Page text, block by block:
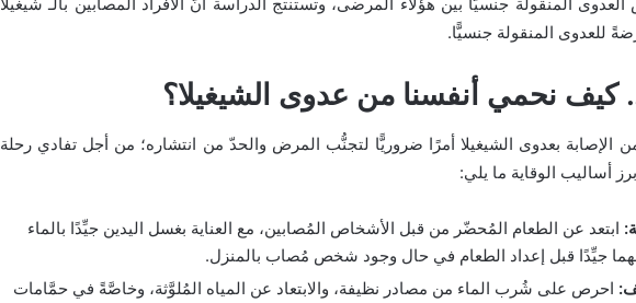
للعدوى المنقولة جنسيًّا.
كيف نحمي أنفسنا من عدوى الشيغيلا؟
من الإصابة بعدوى الشيغيلا أمرًا ضروريًّا لتجنُّب المرض والحدّ من انتشاره؛ من أجل تفادي رحلة
أساليب الوقاية ما يلي:
ابتعد عن الطعام المُحضّر من قبل الأشخاص المُصابين، مع العناية بغسل اليدين جيِّدًا بالماء
جيِّدًا قبل إعداد الطعام في حال وجود شخص مُصاب بالمنزل.
احرص على شُرب الماء من مصادر نظيفة، والابتعاد عن المياه المُلوَّثة، وخاصَّةً في حمَّامات